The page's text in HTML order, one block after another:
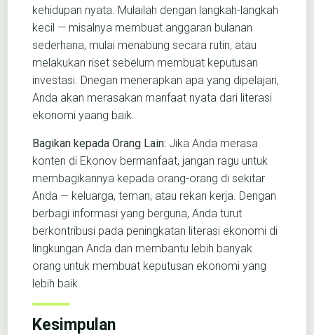
kehidupan nyata. Mulailah dengan langkah-langkah
kecil — misalnya membuat anggaran bulanan
sederhana, mulai menabung secara rutin, atau
melakukan riset sebelum membuat keputusan
investasi. Dnegan menerapkan apa yang dipelajari,
Anda akan merasakan manfaat nyata dari literasi
ekonomi yaang baik.
Bagikan kepada Orang Lain: Jika Anda merasa
konten di Ekonov bermanfaat, jangan ragu untuk
membagikannya kepada orang-orang di sekitar
Anda — keluarga, teman, atau rekan kerja. Dengan
berbagi informasi yang berguna, Anda turut
berkontribusi pada peningkatan literasi ekonomi di
lingkungan Anda dan membantu lebih banyak
orang untuk membuat keputusan ekonomi yang
lebih baik.
Kesimpulan